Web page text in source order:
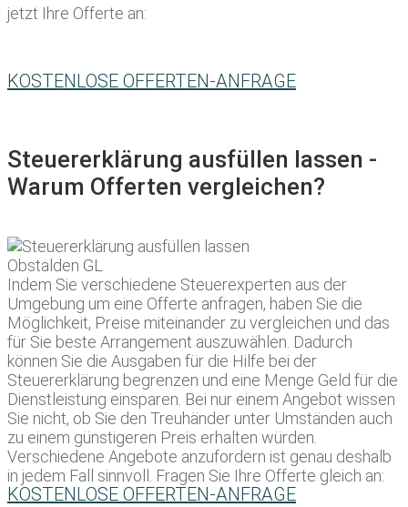
jetzt Ihre Offerte an:
KOSTENLOSE OFFERTEN-ANFRAGE
Steuererklärung ausfüllen lassen -
Warum Offerten vergleichen?
Indem Sie verschiedene Steuerexperten aus der
Umgebung um eine Offerte anfragen, haben Sie die
Möglichkeit, Preise miteinander zu vergleichen und das
für Sie beste Arrangement auszuwählen. Dadurch
können Sie die Ausgaben für die Hilfe bei der
Steuererklärung begrenzen und eine Menge Geld für die
Dienstleistung einsparen. Bei nur einem Angebot wissen
Sie nicht, ob Sie den Treuhänder unter Umständen auch
zu einem günstigeren Preis erhalten würden.
Verschiedene Angebote anzufordern ist genau deshalb
in jedem Fall sinnvoll. Fragen Sie Ihre Offerte gleich an:
KOSTENLOSE OFFERTEN-ANFRAGE